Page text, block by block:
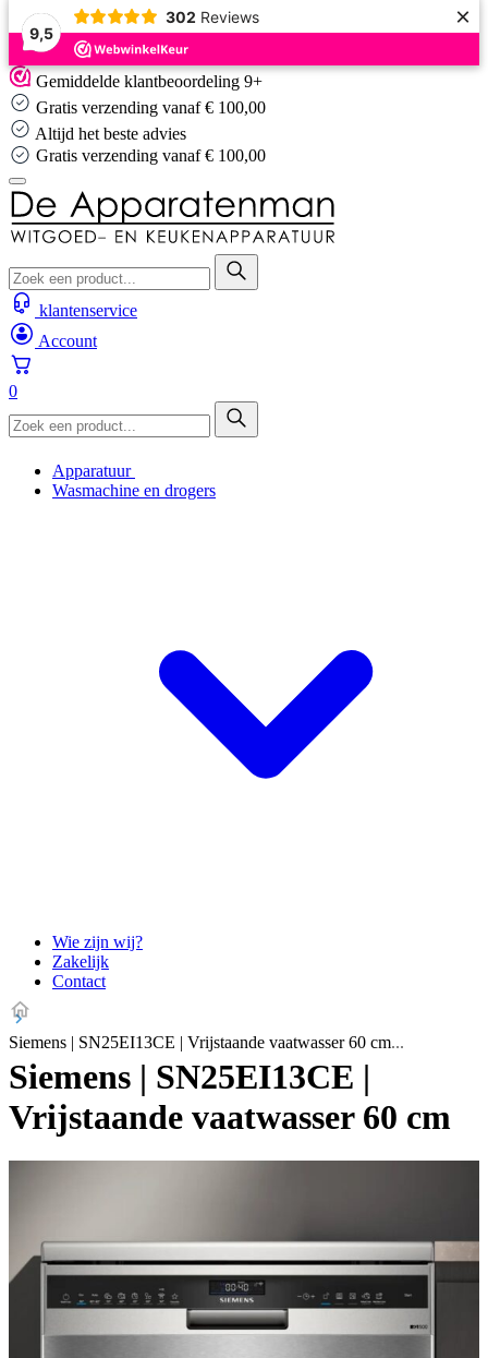
9,5
302 Reviews ×
Skip
to
content
Gemiddelde klantbeoordeling 9+
Gratis verzending vanaf € 100,00
Altijd het beste advies
verzending vanaf € 100,00
klantenservice
Account
0
Apparatuur
Wasmachine en drogers
Wie zijn wij?
Zakelijk
Contact
Siemens | SN25EI13CE | Vrijstaande vaatwasser 60 cm
Siemens | SN25EI13CE |
Vrijstaande vaatwasser 60 cm